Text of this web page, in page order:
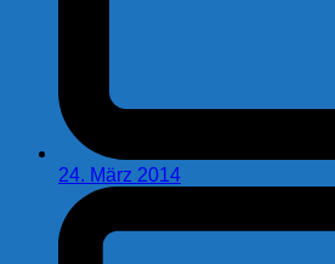
24. März 2014